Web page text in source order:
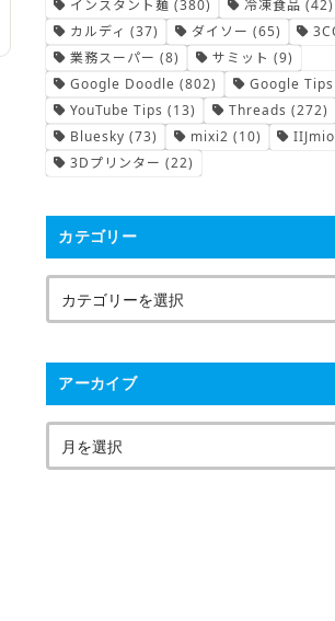
インスタント麺 (380) 冷凍食品 (42)
カルディ (37) ダイソー (65)
業務スーパー (8) サミット (9)
Google Doodle (802) Google Tips
YouTube Tips (13) Threads (272)
Bluesky (73) mixi2 (10) IIJmio
3Dプリンター (22)
カテゴリー
アーカイブ